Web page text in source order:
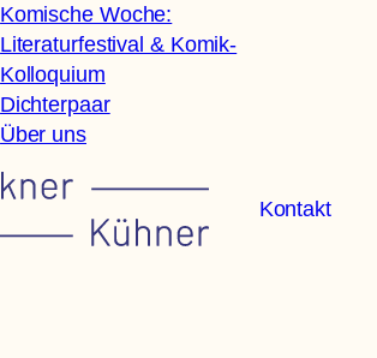
Komische Woche:
Literaturfestival & Komik-
Kolloquium
Dichterpaar
Über uns
Kontakt